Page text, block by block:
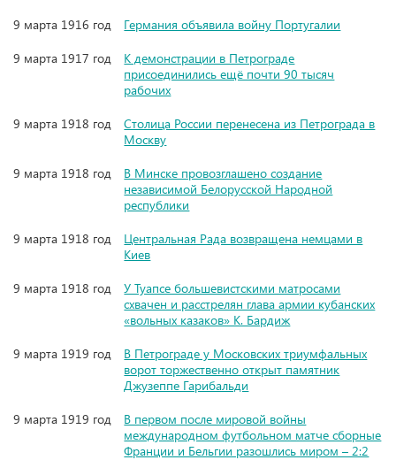
9 марта 1916 год
Германия объявила войну Португалии
9 марта 1917 год
К демонстрации в Петрограде
присоединились ещё почти 90 тысяч
рабочих
9 марта 1918 год
Столица России перенесена из Петрограда в
Москву
9 марта 1918 год
В Минске провозглашено создание
независимой Белорусской Народной
республики
9 марта 1918 год
Центральная Рада возвращена немцами в
Киев
9 марта 1918 год
У Туапсе большевистскими матросами
схвачен и расстрелян глава армии кубанских
«вольных казаков» К. Бардиж
9 марта 1919 год
В Петрограде у Московских триумфальных
ворот торжественно открыт памятник
Джузеппе Гарибальди
9 марта 1919 год
В первом после мировой войны
международном футбольном матче сборные
Франции и Бельгии разошлись миром – 2:2